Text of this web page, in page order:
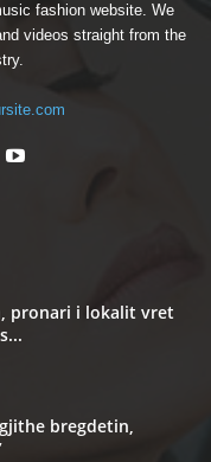
fashion website. We
videos straight from the
pronari i lokalit vret
bregdetin,